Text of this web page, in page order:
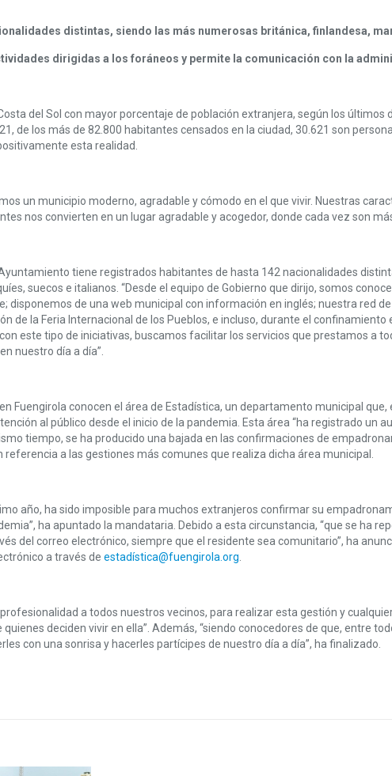
distintas, siendo las más numerosas británica, finlandesa,
dirigidas a los foráneos y permite la comunicación con la
del Sol con mayor porcentaje de población extranjera, según los últimos
de los más de 82.800 habitantes censados en la ciudad, 30.621 son
esta realidad.
un municipio moderno, agradable y cómodo en el que vivir. Nuestras
nos convierten en un lugar agradable y acogedor, donde cada vez son
tiene registrados habitantes de hasta 142 nacionalidades
suecos e italianos. “Desde el equipo de Gobierno que dirijo, somos
disponemos de una web municipal con información en inglés; nuestra red
de la Feria Internacional de los Pueblos, e incluso, durante el
este tipo de iniciativas, buscamos facilitar los servicios que prestamos a
nuestro día a día”.
Fuengirola conocen el área de Estadística, un departamento municipal
al público desde el inicio de la pandemia. Esta área “ha registrado un
tiempo, se ha producido una bajada en las confirmaciones de
a las gestiones más comunes que realiza dicha área municipal.
año, ha sido imposible para muchos extranjeros confirmar su
ha apuntado la mandataria. Debido a esta circunstancia, “que se ha
del correo electrónico, siempre que el residente sea comunitario”, ha
a través deestadística@fuengirola.org
a todos nuestros vecinos, para realizar esta gestión y
deciden vivir en ella”. Además, “siendo conocedores de que, entre
con una sonrisa y hacerles partícipes de nuestro día a día”, ha finalizado.